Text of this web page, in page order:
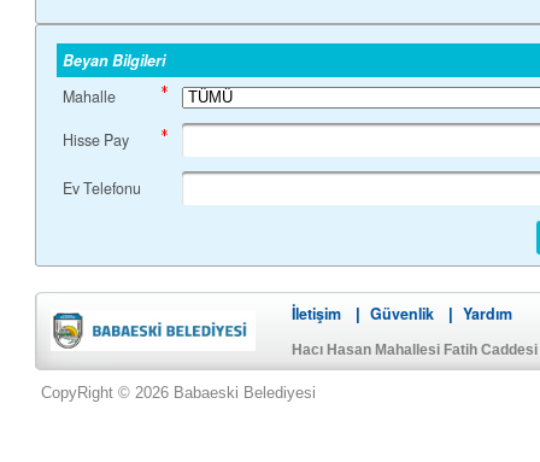
Beyan Bilgileri
Mahalle
Hisse Pay
Ev Telefonu
İletişim Güvenlik Yardım
Hacı Hasan Mahallesi Fatih
CopyRight © 2026 Babaeski Belediyesi